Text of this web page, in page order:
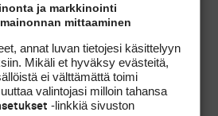
ja markkinointi
mittaaminen
annat luvan tietojesi käsittelyyn
Mikäli et hyväksy evästeitä,
ei välttämättä toimi
valintojasi milloin tahansa
-linkkiä sivuston